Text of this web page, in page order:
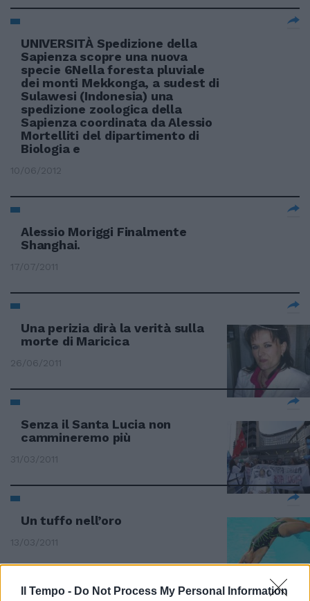
Il Tempo - Do Not Process My Personal Information
UNIVERSITÀ Spedizione della
Sapienza scopre una nuova
specie 6Nella foresta pluviale
dei monti Mekkonga, a sudest di
Sulawesi (Indonesia) una
spedizione zoologica della
Sapienza coordinata da Alessio
Mortelliti del dipartimento di
Biologia e
10/06/2012
Alessio Moriggi Finalmente
Shanghai.
17/07/2011
Una perizia dirà la verità sulla
morte di Maricica
26/06/2011
Senza il Santa Lucia non
cammineremo più
31/03/2011
Un tuffo nell’oro
13/03/2011